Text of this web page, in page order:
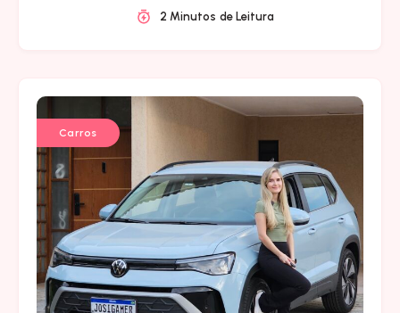
2 Minutos de Leitura
Carros